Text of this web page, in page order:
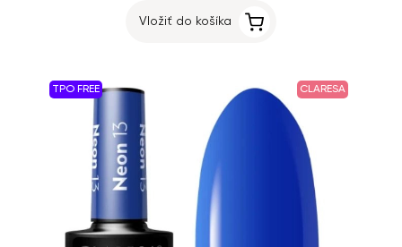
Vložiť do košíka
TPO FREE CLARESA